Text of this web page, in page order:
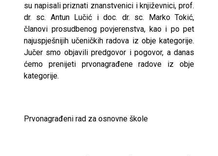
su napisali priznati znanstvenici i književnici, prof.
dr. sc. Antun Lučić i doc. dr. sc. Marko Tokić,
članovi prosudbenog povjerenstva, kao i po pet
najuspješnijih učeničkih radova iz obje kategorije.
Jučer smo objavili predgovor i pogovor, a danas
ćemo prenijeti prvonagrađene radove iz obje
kategorije.
Prvonagrađeni rad za osnovne škole